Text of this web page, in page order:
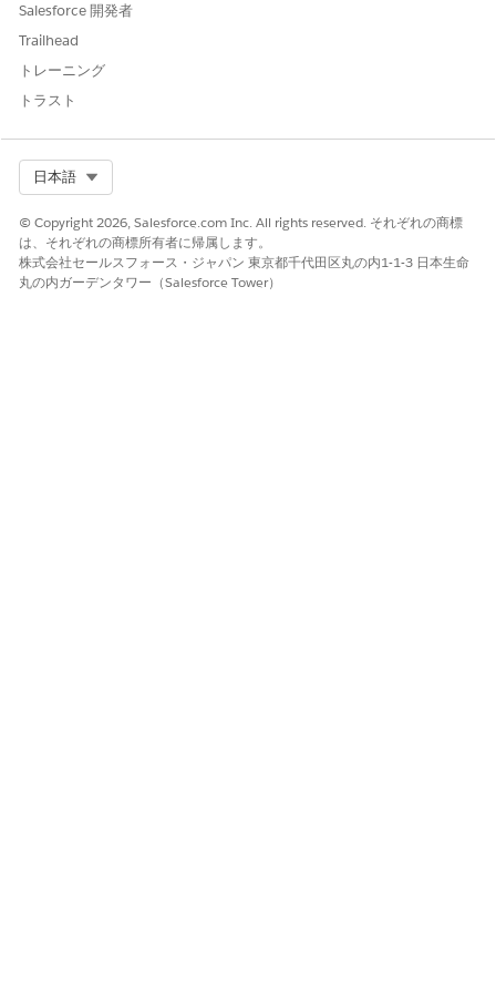
Salesforce 開発者
Trailhead
トレーニング
トラスト
日本語
© Copyright 2026, Salesforce.com Inc. All rights reserved. それぞれの商標
は、それぞれの商標所有者に帰属します。
株式会社セールスフォース・ジャパン 東京都千代田区丸の内1-1-3 日本生命
丸の内ガーデンタワー（Salesforce Tower）